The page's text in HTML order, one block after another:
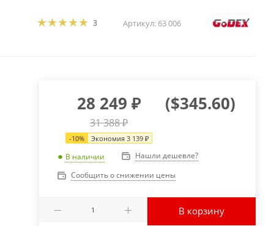
3 Артикул: 63 006
28 249 ₽
31 388₽
-10% Экономия 3 139₽
($345.60)
В наличии
Нашли дешевле?
Сообщить о снижении цены
В корзину